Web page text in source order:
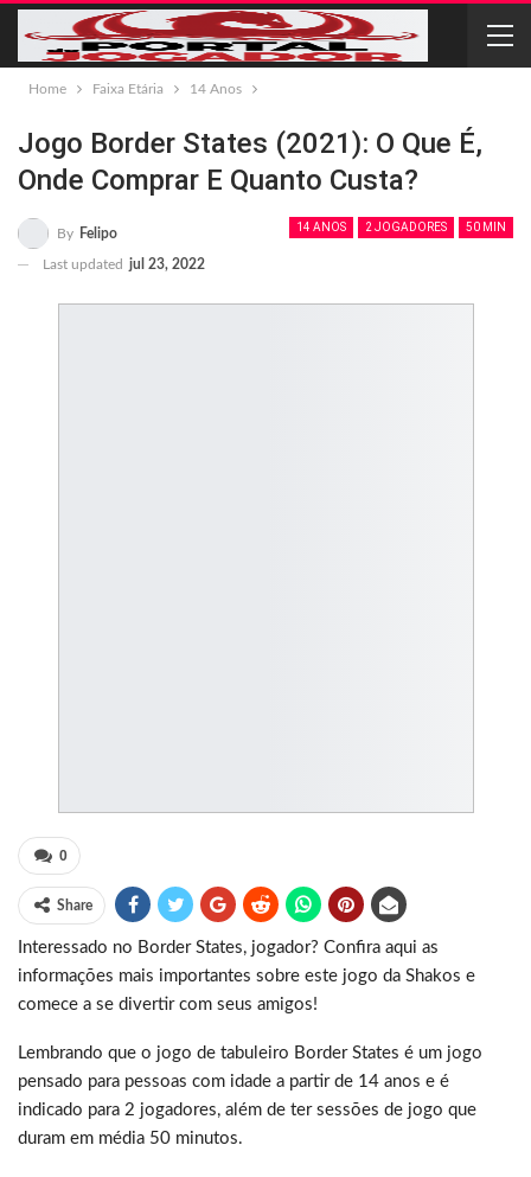
Home Faixa Etária 14 Anos
Jogo Border States (2021): O Que É,
Onde Comprar E Quanto Custa?
14 ANOS 2 JOGADORES 50 MIN
By Felipo
Last updated jul 23, 2022
0
Share
Interessado no Border States, jogador? Confira aqui as
informações mais importantes sobre este jogo da Shakos e
comece a se divertir com seus amigos!
Lembrando que o jogo de tabuleiro Border States é um jogo
pensado para pessoas com idade a partir de 14 anos e é
indicado para 2 jogadores, além de ter sessões de jogo que
duram em média 50 minutos.